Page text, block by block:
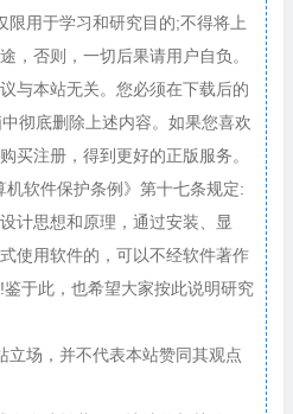
限用于学习和研究目的;不得将上
，否则，一切后果请用户自负。
与本站无关。您必须在下载后的
彻底删除上述内容。如果您喜欢
买注册，得到更好的正版服务。
软件保护条例》第十七条规定:
计思想和原理，通过安装、显
使用软件的，可以不经软件著作
于此，也希望大家按此说明研究
立场，并不代表本站赞同其观点